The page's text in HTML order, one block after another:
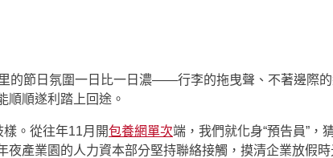
的節日氛圍一日比一日濃——行李的拖曳聲、不著邊際
順順遂利踏上回途。
樣。從往年11月開包養網單次端，我們就化身“預告員”，
產業園的人力資本部分堅持聯絡接觸，摸清企業放假